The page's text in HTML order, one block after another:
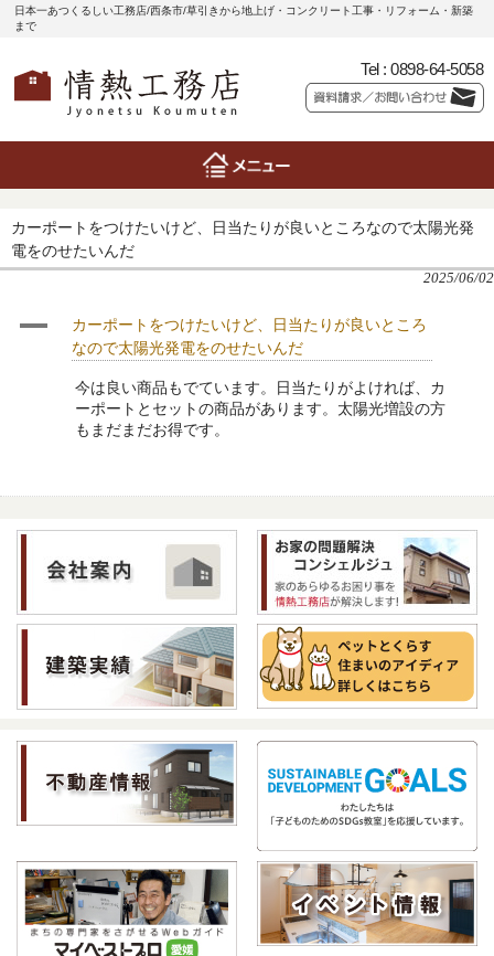
日本一あつくるしい工務店/西条市/草引きから地上げ・コンクリート工事・リフォーム・新築
まで
Tel : 0898-64-5058
カーポートをつけたいけど、日当たりが良いところなので太陽光発
電をのせたいんだ
2025/06/02
A
カーポートをつけたいけど、日当たりが良いところ
なので太陽光発電をのせたいんだ
今は良い商品もでています。日当たりがよければ、カ
ーポートとセットの商品があります。太陽光増設の方
もまだまだお得です。